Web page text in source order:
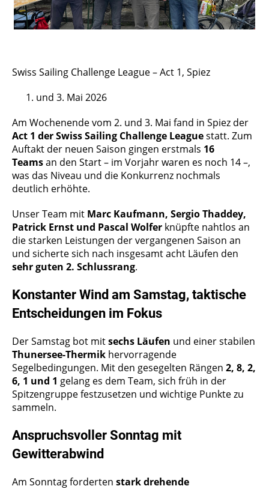
Swiss Sailing Challenge League – Act 1, Spiez
und 3. Mai 2026
Am Wochenende vom 2. und 3. Mai fand in Spiez der
Act 1 der Swiss Sailing Challenge Leaguestatt. Zum
Auftakt der neuen Saison gingen erstmals 16
Teamsan den Start – im Vorjahr waren es noch 14 –,
was das Niveau und die Konkurrenz nochmals
deutlich erhöhte.
Unser Team mit Marc Kaufmann, Sergio Thaddey,
Patrick Ernst und Pascal Wolfer knüpfte nahtlos an
die starken Leistungen der vergangenen Saison an
und sicherte sich nach insgesamt acht Läufen den
sehr guten 2. Schlussrang.
Konstanter Wind am Samstag, taktische
Entscheidungen im Fokus
Der Samstag bot mitsechs Läufen und einer stabilen
Thunersee-Thermik hervorragende
Segelbedingungen. Mit den gesegelten Rängen 2, 8, 2,
6, 1 und 1 gelang es dem Team, sich früh in der
Spitzengruppe festzusetzen und wichtige Punkte zu
sammeln.
Anspruchsvoller Sonntag mit
Gewitterabwind
Am Sonntag forderten stark drehende